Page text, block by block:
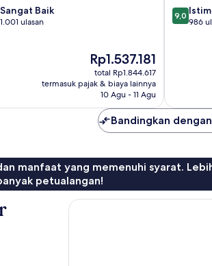
Sangat Baik
1.001 ulasan
Harga
sekarang
Rp1.537.181
Rp1.537.181
total Rp1.844.617
termasuk pajak & biaya lainnya
10 Agu - 11 Agu
9.0
dari
9,0
986
Bandingkan
manfaat yang memenuhi syarat.
petualangan!